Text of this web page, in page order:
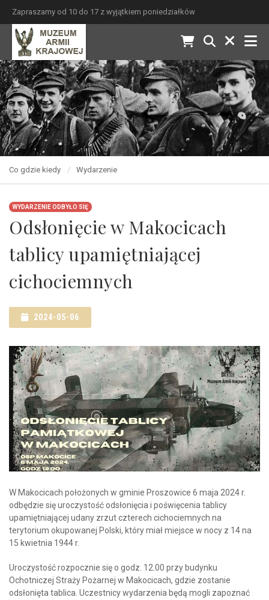
Zapraszamy od 10 do 17 z wyjątkiem poniedziałków
Co gdzie kiedy Wydarzenie
WYDARZENIE ODBYŁO SIĘ
Odsłonięcie w Makocicach
tablicy upamiętniającej
cichociemnych
2024-05-06
W Makocicach położonych w gminie Proszowice 6 maja 2024 r.
odbędzie się uroczystość odsłonięcia i poświęcenia tablicy
upamiętniającej udany zrzut czterech cichociemnych na
terytorium okupowanej Polski, który miał miejsce w nocy z 14 na
15 kwietnia 1944 r.
Uroczystość rozpocznie się o godz. 12.00 przy budynku
Ochotniczej Straży Pożarnej w Makocicach, gdzie zostanie
odsłonięta tablica. Uczestnicy wydarzenia będą mogli zapoznać